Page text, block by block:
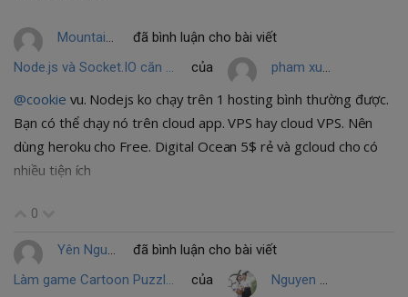
Mountain Nguyen
đã bình luận cho bài viết
Node.js và Socket.IO căn bản
của pham xuan thanh
@cookie vu. Nodejs ko chạy trên 1 hosting bình thường được.
Bạn có thể chạy nó trên cloud app. VPS hay cloud VPS. Nên
dùng heroku cho Free. Digital Ocean 5$ rẻ và gcloud cho có
nhiều tiện ích
0
Yên Nguyễn
đã bình luận cho bài viết
Làm game Cartoon Puzzle sử dung photoshop và Unity 2D
của Nguyen Van Mui